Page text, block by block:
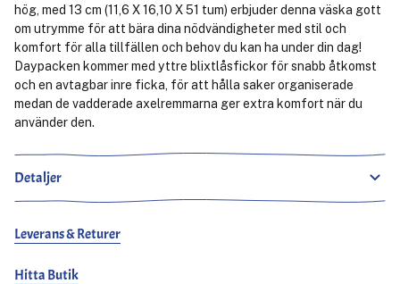
hög, med 13 cm (11,6 X 16,10 X 51 tum) erbjuder denna väska gott
om utrymme för att bära dina nödvändigheter med stil och
komfort för alla tillfällen och behov du kan ha under din dag!
Daypacken kommer med yttre blixtlåsfickor för snabb åtkomst
och en avtagbar inre ficka, för att hålla saker organiserade
medan de vadderade axelremmarna ger extra komfort när du
använder den.
Detaljer
Leverans & Returer
Hitta Butik